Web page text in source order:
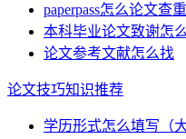
paperpass怎么论文查
本科毕业论文致谢怎
论文参考文献怎么找
论文技巧知识推荐
学历形式怎么填写（